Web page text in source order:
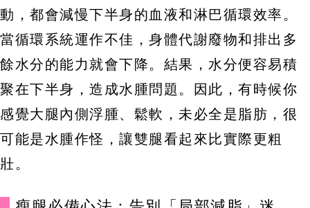
動，都會減慢下半身的血液和淋巴循環效率。
當循環系統運作不佳，身體代謝廢物和排出多
餘水分的能力就會下降。結果，水分便容易積
聚在下半身，造成水腫問題。因此，有時候你
感覺大腿內側浮腫、鬆軟，未必全是脂肪，很
可能是水腫作怪，讓雙腿看起來比實際更粗
壯。